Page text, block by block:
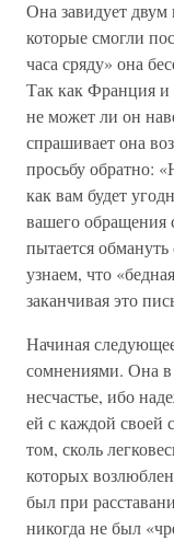
Она завидует двум
которые смогли
часа сряду» она
Так как Франция и
не может ли он
спрашивает она
просьбу обратно:
как вам будет
вашего
пытается
узнаем, что
заканчивая это
Начиная
сомнениями. Она в
несчастье, ибо
ей с каждой своей
том, сколь
которых
был при
никогда не был